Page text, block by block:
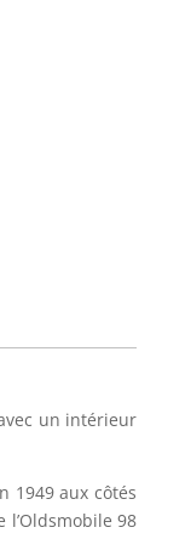
un intérieur
1949 aux côtés
l’Oldsmobile 98